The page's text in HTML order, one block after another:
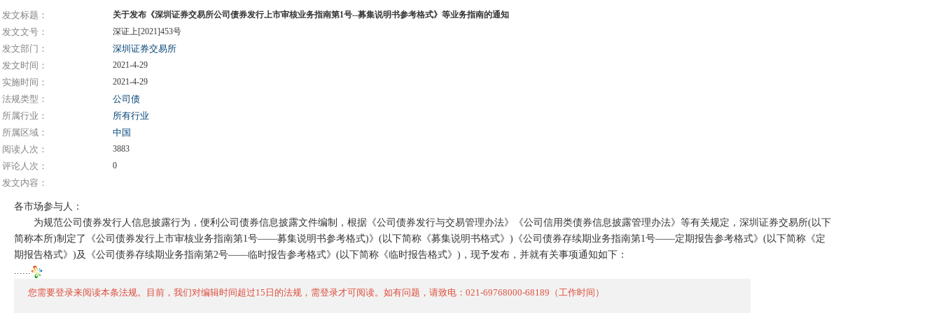
发文标题： 关于发布《深圳证券交易所公司债券发行上市审核业务指南第1号--募集说明书参考格式》等业务指南的通知
发文文号： 深证上[2021]453号
发文部门：
深圳证券交易所
发文时间：
2021-4-29
实施时间： 2021-4-29
法规类型：
公司债
所属行业：
所有行业
所属区域：
中国
阅读人次：
3883
评论人次： 0
发文内容：
各市场参与人：
为规范公司债券发行人信息披露行为，便利公司债券信息披露文件编制，根据《公司债券发行与交易管理办法》《公司信用类债券信息披露管理办法》等有关规定，深圳证券交易所(以下
简称本所)制定了《公司债券发行上市审核业务指南第1号——募集说明书参考格式)》(以下简称《募集说明书格式》)《公司债券存续期业务指南第1号——定期报告参考格式》(以下简称《定
期报告格式》)及《公司债券存续期业务指南第2号——临时报告参考格式》(以下简称《临时报告格式》)，现予发布，并就有关事项通知如下：
......
您需要登录来阅读本条法规。目前，我们对编辑时间超过15日的法规，需登录才可阅读。如有问题，请致电：021-69768000-68189（工作时间）